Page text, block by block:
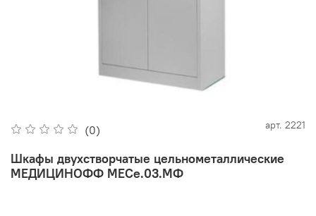
(0) арт. 2221
Шкафы двухстворчатые цельнометаллические
МЕДИЦИНОФФ МЕСе.03.МФ